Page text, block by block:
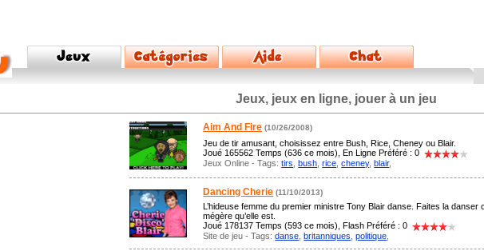
Jeux, jeux en ligne, jouer à un jeu
Aim And Fire (10/26/2008)
Jeu de tir amusant, choisissez entre Bush, Rice, Cheney ou Blair.
Joué 165562 Temps (636 ce mois), En Ligne Préféré : 0
Jeux Online - Tags:tirs ,bush ,rice ,cheney,blair,
Dancing Cherie (11/10/2013)
L’hideuse femme du premier ministre Tony Blair danse. Faites la danser
mégère qu’elle est.
Joué 178137 Temps (593 ce mois), Flash Préféré : 0
Site de jeu - Tags:danse ,britanniques ,politique